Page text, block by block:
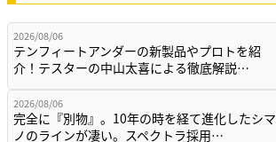
2026/08/06
テンフィートアンダーの新製品やプロトを紹
介！テスターの中山太喜による徹底解説…
2026/08/06
完全に『別物』。10年の時を経て進化したシマ
ノのラインが凄い。スペクトラ採用…